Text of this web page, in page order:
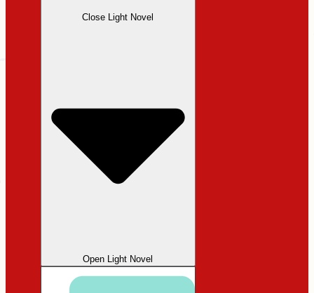
Close Light Novel
Open Light Novel